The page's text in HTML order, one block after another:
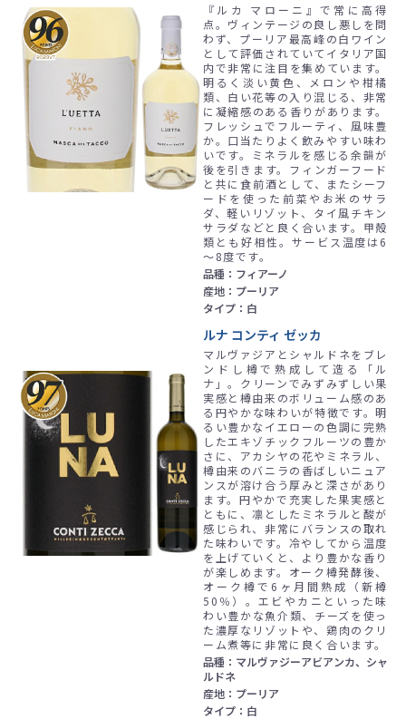
『ルカ マローニ』で常に高得
点。ヴィンテージの良し悪しを問
わず、プーリア最高峰の白ワイン
として評価されていてイタリア国
内で非常に注目を集めています。
明るく淡い黄色、メロンや柑橘
類、白い花等の入り混じる、非常
に凝縮感のある香りがあります。
フレッシュでフルーティ、風味豊
か。口当たりよく飲みやすい味わ
いです。ミネラルを感じる余韻が
後を引きます。フィンガーフード
と共に食前酒として、またシーフ
ードを使った前菜やお米のサラ
ダ、軽いリゾット、タイ風チキン
サラダなどと良く合います。甲殻
類とも好相性。サービス温度は6
～8度です。
品種：フィアーノ
産地：プーリア
タイプ：白
ルナ コンティ ゼッカ
マルヴァジアとシャルドネをブレ
ンドし樽で熟成して造る「ル
ナ」。クリーンでみずみずしい果
実感と樽由来のボリューム感のあ
る円やかな味わいが特徴です。明
るい豊かなイエローの色調に完熟
したエキゾチックフルーツの豊か
さに、アカシヤの花やミネラル、
樽由来のバニラの香ばしいニュア
ンスが溶け合う厚みと深さがあり
ます。円やかで充実した果実感と
ともに、凛としたミネラルと酸が
感じられ、非常にバランスの取れ
た味わいです。冷やしてから温度
を上げていくと、より豊かな香り
が楽しめます。オーク樽発酵後、
オーク樽で6ヶ月間熟成（新樽
50％）。エビやカニといった味
わい豊かな魚介類、チーズを使っ
た濃厚なリゾットや、鶏肉のクリ
ーム煮等に非常に良く合います。
品種：マルヴァジーアビアンカ、シャ
ルドネ
産地：プーリア
タイプ：白